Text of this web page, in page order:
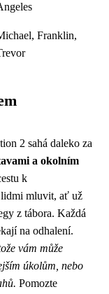
Franklin,
2 sahá daleko za
a okolním
k
lidmi mluvit, ať už
z tábora. Každá
na odhalení.
vám může
úkolům, nebo
Pomozte